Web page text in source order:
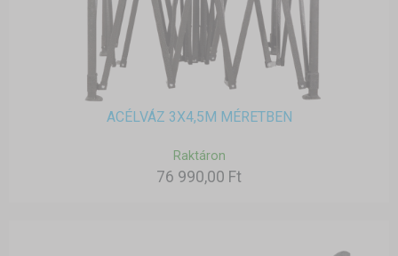
ACÉLVÁZ 3X4,5M MÉRETBEN
Raktáron
76 990,00 Ft